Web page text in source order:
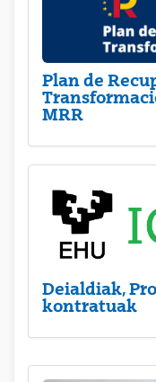
Plan de
MRR
Deialdiak,
kontratuak